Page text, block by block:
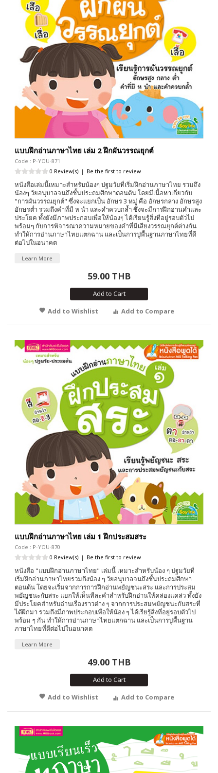
แบบฝึกอ่านภาษาไทย เล่ม 2 ฝึกผันวรรณยุกต์
Code : P-YOU-871
0 Review(s) | Be the first to review
หนังสือเล่มนี้เหมาะสำหรับน้องๆ ปฐมวัยที่เริ่มฝึกอ่านภาษาไทย รวมถึง
น้องๆ วัยอนุบาลจนถึงชั้นประถมศึกษาตอนต้น โดยมีเนื้อหาเกี่ยวกับ
"การผันวรรณยุกต์" ซึ่งจะแยกเป็น อักษร 3 หมู่ คือ อักษรกลาง อักษรสูง
อักษรต่ำ รวมถึงคำที่มี ห นำ และคำควบกล้ำ ซึ่งจะมีการฝึกอ่านคำและ
ประโยค ทั้งยังมีภาพประกอบเพื่อให้น้องๆ ได้เรียนรู้สิ่งที่อยู่รอบตัวไป
พร้อมๆ กับการพิจารณาความหมายของคำที่มีเสียงวรรณยุกต์ต่างกัน
ทำให้การอ่านภาษาไทยแตกฉาน และเป็นการปูพื้นฐานภาษาไทยที่ดี
ต่อไปในอนาคต
Learn More
59.00 THB
Add to Cart
Add to Wishlist
Add to Compare
แบบฝึกอ่านภาษาไทย เล่ม 1 ฝึกประสมสระ
Code : P-YOU-870
0 Review(s) | Be the first to review
หนังสือ "แบบฝึกอ่านภาษาไทย" เล่มนี้ เหมาะสำหรับน้อง ๆ ปฐมวัยที่
เริ่มฝึกอ่านภาษาไทยรวมถึงน้อง ๆ วัยอนุบาลจนถึงชั้นประถมศึกษา
ตอนต้น โดยจะเริ่มจากการการฝึกอ่านพยัญชนะสระ และการประสม
พยัญชนะกับสระ แยกให้เห็นทีละคำสำหรับฝึกอ่านให้คล่องแคล่ว ทั้งยัง
มีประโยคสำหรับอ่านเรื่องราวต่าง ๆ จากการประสมพยัญชนะกับสระที่
ได้ฝึกมา รวมถึงมีภาพประกอบเพื่อให้น้อง ๆ ได้เรียรู้สิ่งที่อยู่รอบตัวไป
พร้อม ๆ กัน ทำให้การอ่านภาษาไทยแตกฉาน และเป็นการปูพื้นฐาน
ภาษาไทยที่ดีต่อไปในอนาคต
Learn More
49.00 THB
Add to Cart
Add to Wishlist
Add to Compare